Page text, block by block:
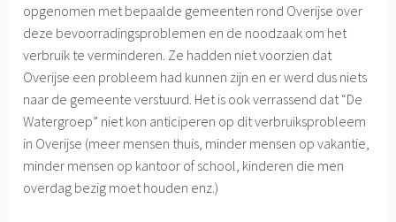
opgenomen met bepaalde gemeenten rond Overijse over
deze bevoorradingsproblemen en de noodzaak om het
verbruik te verminderen. Ze hadden niet voorzien dat
Overijse een probleem had kunnen zijn en er werd dus niets
naar de gemeente verstuurd. Het is ook verrassend dat “De
Watergroep” niet kon anticiperen op dit verbruiksprobleem
in Overijse (meer mensen thuis, minder mensen op vakantie,
minder mensen op kantoor of school, kinderen die men
overdag bezig moet houden enz.)